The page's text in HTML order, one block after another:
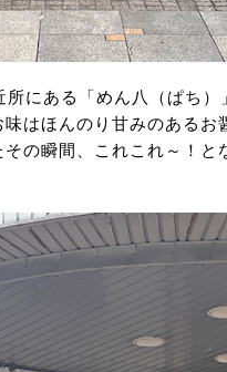
にある「めん八（ぱち）
はほんのり甘みのあるお
の瞬間、これこれ～！と